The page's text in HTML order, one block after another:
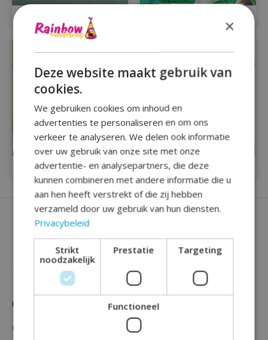
Thema's
Slingers Ballonnen
Categorieën
×
Deze website maakt gebruik van
cookies.
We gebruiken cookies om inhoud en
advertenties te personaliseren en om ons
verkeer te analyseren. We delen ook informatie
over uw gebruik van onze site met onze
advertentie- en analysepartners, die deze
kunnen combineren met andere informatie die u
aan hen heeft verstrekt of die zij hebben
verzameld door uw gebruik van hun diensten.
Privacybeleid
Strikt
noodzakelijk
Prestatie Targeting
Functioneel